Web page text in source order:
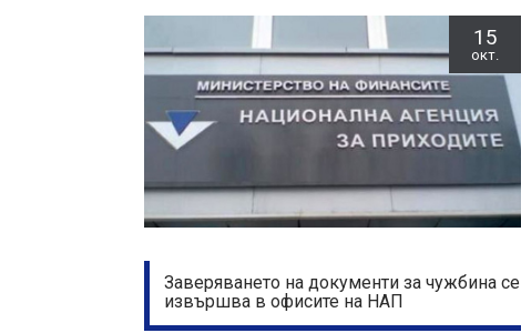
15
окт.
Заверяването на документи за чужбина се
извършва в офисите на НАП